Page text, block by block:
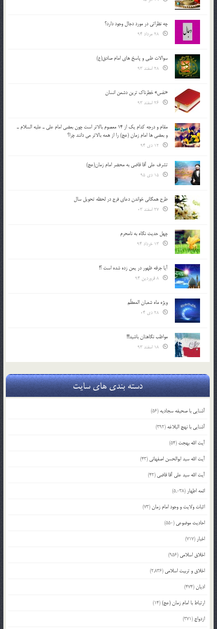
چه نظراتی در مورد دجال وجود دارد؟
سوالات طبی و پاسخ های امام صادق(ع)
«نفس» خطرناک ترین دشمن انسان
مقام و درجه كدام يك از 14 معصوم بالاتر است چون بعضي امام علي ـ عليه السلام ـ
و بعضي ها امام زمان (عج) را از همه بالاتر مي دانند چرا؟
تشرف علي آقا قاضي به محضر امام زمان(عج)
طرح همگانی خواندن دعای فرج در لحظه تحویل سال
چهل حدیث نگاه به نامحرم
آیا جرقه ظهور در یمن زده شده است ؟!
ویژه ماه شعبان المعظّم
مواظب نگاهتان باشید!!!
دسته بندی های سایت
آشنایی با صحیفه سجادیه (56)
آشنایی با نهج البلاغه (392)
آیت الله بهجت (54)
آیت الله سید ابوالحسن اصفهانی (43)
آیت الله سید علی آقا قاضی (42)
ائمه اطهار (5,038)
اثبات ولایت و وجود امام زمان(73)
احادیث موضوعی (550)
اخبار (717)
اخلاق اسلامی (956)
اخلاق و تربیت اسلامی (2,836)
ادیان(474)
ارتباط با امام زمان (عج)(14)
ازدواج (371)